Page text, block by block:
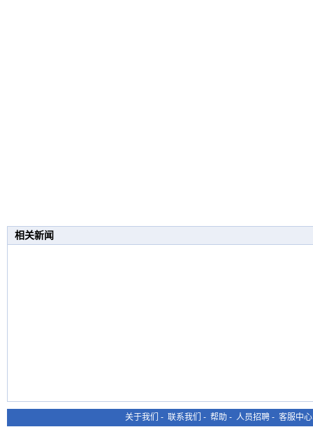
相关新闻
关于我们 - 联系我们 - 帮助 - 人员招聘 - 客服中心